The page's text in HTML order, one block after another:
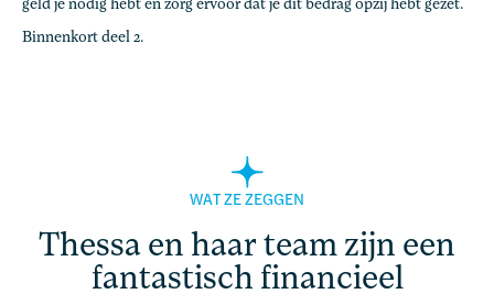
geld je nodig hebt en zorg ervoor dat je dit bedrag opzij hebt gezet.
Binnenkort deel 2.
WAT ZE ZEGGEN
Thessa en haar team zijn een
fantastisch financieel